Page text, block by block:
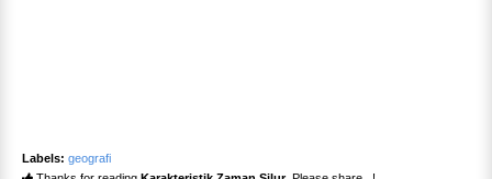
Labels: geografi